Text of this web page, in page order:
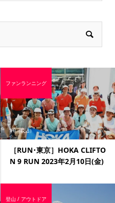
¥0（税込）
［RUN･東京］HOKA CLIFTO
N 9 RUN 2023年2月10日(金)
ファンランニング
登山 / アウトドア